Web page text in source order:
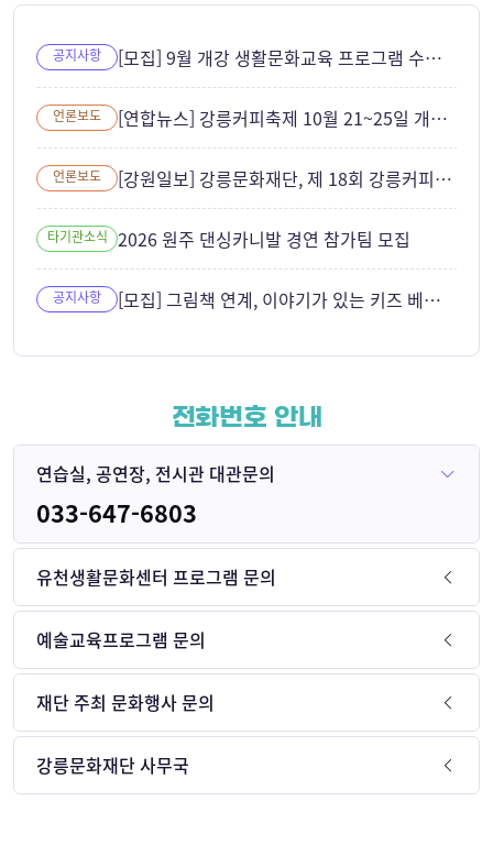
공지사항 [모집] 9월 개강 생활문화교육 프로그램 수강생 모집
언론보도 [연합뉴스] 강릉커피축제 10월 21~25일 개최... ITS 세계총회와 연계
언론보도 [강원일보] 강릉문화재단, 제 18회 강릉커피축제 성공 개최 준비 본격화
타기관소식 2026 원주 댄싱카니발 경연 참가팀 모집
공지사항 [모집] 그림책 연계, 이야기가 있는 키즈 베이킹 참여자 모집
전화번호 안내
연습실, 공연장, 전시관 대관문의
033-647-6803
유천생활문화센터 프로그램 문의
예술교육프로그램 문의
재단 주최 문화행사 문의
강릉문화재단 사무국